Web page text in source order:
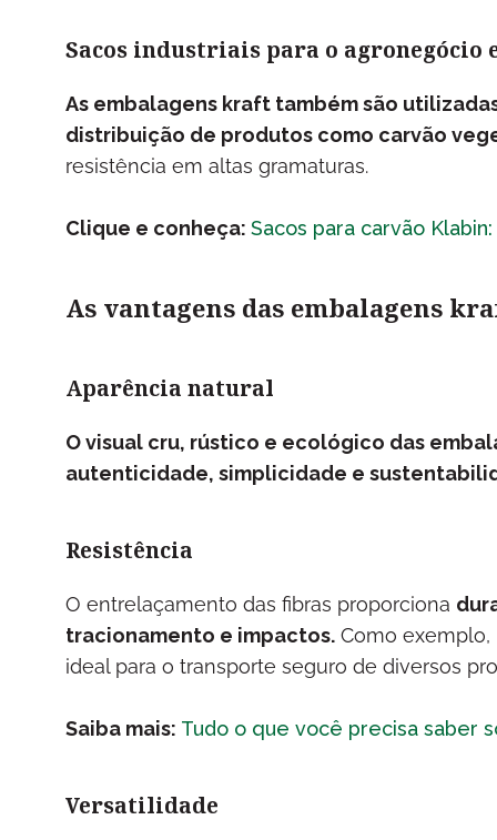
Sacos industriais para o agronegócio
As embalagens kraft também são
distribuição de produtos como carvão
resistência em altas gramaturas.
Clique e conheça: Sacos para carvão
As vantagens das embalagens
Aparência natural
O visual cru, rústico e ecológico das
autenticidade, simplicidade e
Resistência
O entrelaçamento das fibras proporciona
tracionamento e impactos.Como exemplo,
ideal para o transporte seguro de diversos
Saiba mais: Tudo o que você precisa saber
Versatilidade